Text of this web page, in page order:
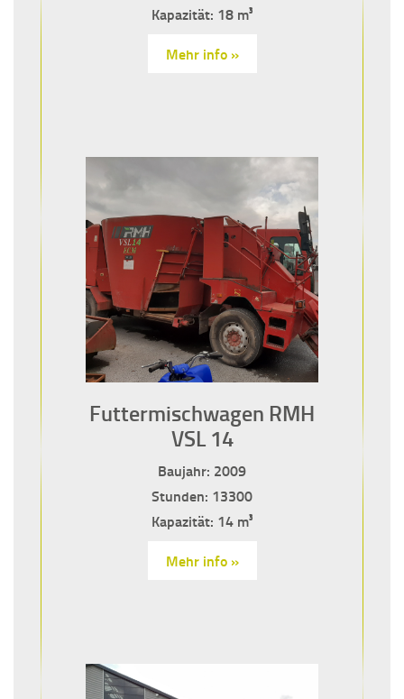
Kapazität: 18 m³
Mehr info »
Futtermischwagen RMH
VSL 14
Baujahr: 2009
Stunden: 13300
Kapazität: 14 m³
Mehr info »